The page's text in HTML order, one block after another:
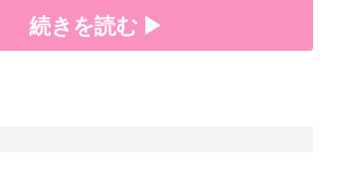
続きを読む ▶